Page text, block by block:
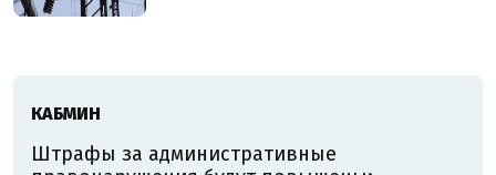
КАБМИН
Штрафы за административные